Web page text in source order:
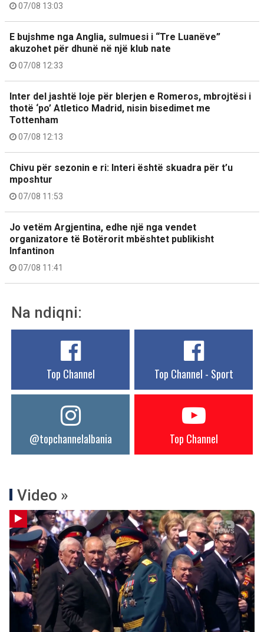
07/08 13:03
E bujshme nga Anglia, sulmuesi i “Tre Luanëve”
akuzohet për dhunë në një klub nate
07/08 12:33
Inter del jashtë loje për blerjen e Romeros, mbrojtësi i
thotë ‘po’ Atletico Madrid, nisin bisedimet me
Tottenham
07/08 12:13
Chivu për sezonin e ri: Interi është skuadra për t’u
mposhtur
07/08 11:53
Jo vetëm Argjentina, edhe një nga vendet
organizatore të Botërorit mbështet publikisht
Infantinon
07/08 11:41
Na ndiqni:
Top Channel Top Channel - Sport
@topchannelalbania Top Channel
Video »